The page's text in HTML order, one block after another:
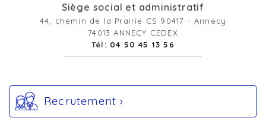
Siège social et administratif
44, chemin de la Prairie CS 90417 - Annecy
74013 ANNECY CEDEX
Tél: 04 50 45 13 56
Recrutement ›